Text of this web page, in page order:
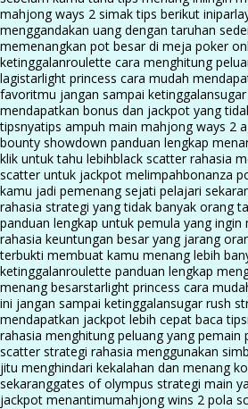
mahjong ways 2 simak tips berikut ini
menggandakan uang dengan taruhan
memenangkan pot besar di meja poker
ketinggalanroulette cara menghitung
lagistarlight princess cara mudah
favoritmu jangan sampai ketinggalan
mendapatkan bonus dan jackpot yang
tipsnyatips ampuh main mahjong ways 2
bounty showdown panduan lengkap
klik untuk tahu lebihblack scatter rahasia
scatter untuk jackpot melimpahbonanza
kamu jadi pemenang sejati pelajari
rahasia strategi yang tidak banyak orang
panduan lengkap untuk pemula yang ingin
rahasia keuntungan besar yang jarang
terbukti membuat kamu menang lebih
ketinggalanroulette panduan lengkap
menang besarstarlight princess cara
ini jangan sampai ketinggalansugar rush
mendapatkan jackpot lebih cepat baca
rahasia menghitung peluang yang pemain
scatter strategi rahasia menggunakan
jitu menghindari kekalahan dan menang
sekaranggates of olympus strategi main
jackpot menantimumahjong wins 2 pola